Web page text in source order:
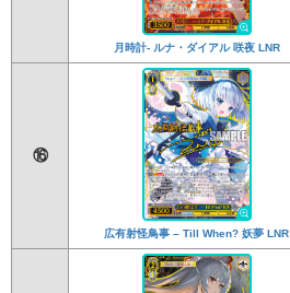
月時計- ルナ・ダイアル 咲夜 LNR
⑯
広有射怪鳥事 – Till When? 妖夢 LNR